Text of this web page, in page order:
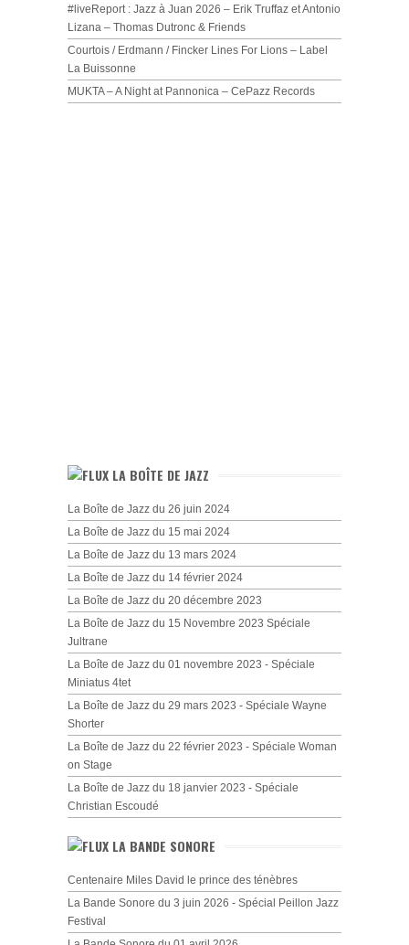
#liveReport : Jazz à Juan 2026 – Erik Truffaz et Antonio
Lizana – Thomas Dutronc & Friends
Courtois / Erdmann / Fincker Lines For Lions – Label
La Buissonne
MUKTA – A Night at Pannonica – CePazz Records
LA BOÎTE DE JAZZ
La Boîte de Jazz du 26 juin 2024
La Boîte de Jazz du 15 mai 2024
La Boîte de Jazz du 13 mars 2024
La Boîte de Jazz du 14 février 2024
La Boîte de Jazz du 20 décembre 2023
La Boîte de Jazz du 15 Novembre 2023 Spéciale
Jultrane
La Boîte de Jazz du 01 novembre 2023 - Spéciale
Miniatus 4tet
La Boîte de Jazz du 29 mars 2023 - Spéciale Wayne
Shorter
La Boîte de Jazz du 22 février 2023 - Spéciale Woman
on Stage
La Boîte de Jazz du 18 janvier 2023 - Spéciale
Christian Escoudé
LA BANDE SONORE
Centenaire Miles David le prince des ténèbres
La Bande Sonore du 3 juin 2026 - Spécial Peillon Jazz
Festival